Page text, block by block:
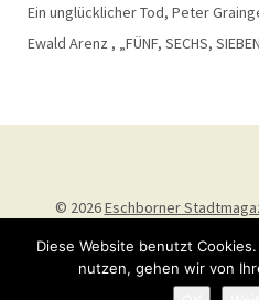
Ein unglücklicher Tod, Peter
Ewald Arenz , „FÜNF, SECHS,
© 2026Eschborner
Diese Website benutzt
nutzen, gehen wir von